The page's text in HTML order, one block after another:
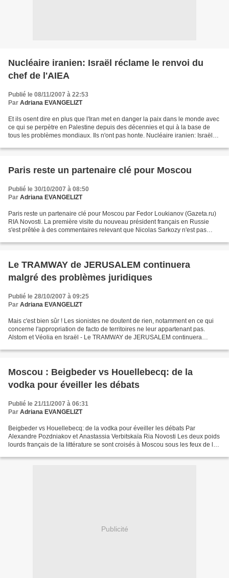
Nucléaire iranien: Israël réclame le renvoi du
chef de l'AIEA
Publié le 08/11/2007 à 22:53
Par Adriana EVANGELIZT
Et ils osent dire en plus que l'Iran met en danger la paix dans le monde avec
ce qui se perpètre en Palestine depuis des décennies et qui à la base de
tous les problèmes mondiaux. Ils n'ont pas honte. Nucléaire iranien: Israël
Paris reste un partenaire clé pour Moscou
Publié le 30/10/2007 à 08:50
Par Adriana EVANGELIZT
Paris reste un partenaire clé pour Moscou par Fedor Loukianov (Gazeta.ru)
RIA Novosti. La première visite du nouveau président français en Russie
s'est prêtée à des commentaires relevant que Nicolas Sarkozy n'est pas
Le TRAMWAY de JERUSALEM continuera
malgré des problèmes juridiques
Publié le 28/10/2007 à 09:25
Par Adriana EVANGELIZT
Mais c'est bien sûr ! Les sionistes ne doutent de rien, notamment en ce qui
concerne l'appropriation de facto de territoires ne leur appartenant pas.
Alstom et Véolia en Israël - Le TRAMWAY de JERUSALEM continuera
Moscou : Beigbeder vs Houellebecq: de la
vodka pour éveiller les débats
Publié le 21/11/2007 à 06:31
Par Adriana EVANGELIZT
Beigbeder vs Houellebecq: de la vodka pour éveiller les débats Par
Alexandre Pozdniakov et Anastassia Verbitskaïa Ria Novosti Les deux poids
lourds français de la littérature se sont croisés à Moscou sous les feux de la
Publicité